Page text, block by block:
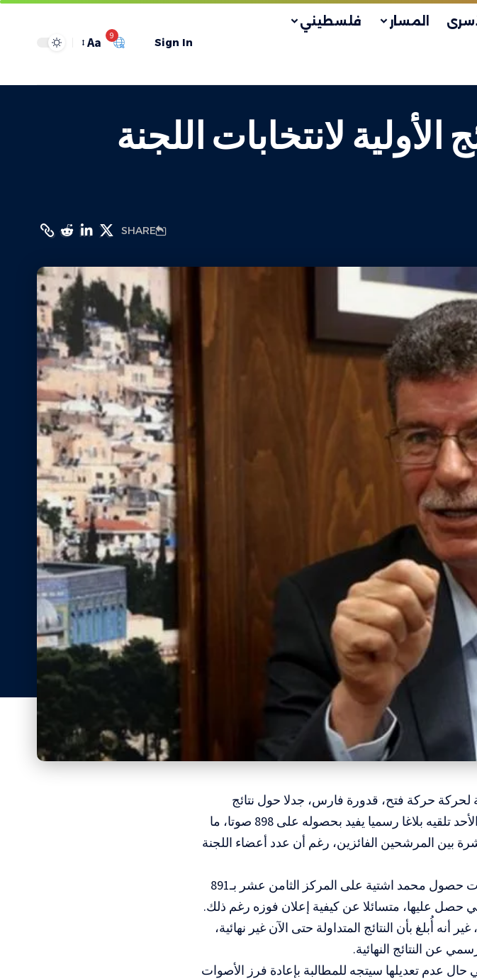
المسار فلسطيني
Sign In
9
Aa
لانتخابات اللجنة
SHARE
لحركة حركة فتح، قدورة فارس، جدلا حول نتائج
انتخابات اللجنة المركزية، بعدما أعلن مساء الأحد تلقيه بلاغا رسميا يفيد بحصوله على 898 صوتا، ما
بين المرشحين الفائزين، رغم أن عدد أعضاء اللجنة
وقال فارس إن النتائج الأولية المتداولة أظهرت حصول محمد اشتية على المركز الثامن عشر بـ891
حصل عليها، متسائلا عن كيفية إعلان فوزه رغم ذلك.
أُبلغ بأن النتائج المتداولة حتى الآن غير نهائية،
عن النتائج النهائية.
عدم تعديلها سيتجه للمطالبة بإعادة فرز الأصوات